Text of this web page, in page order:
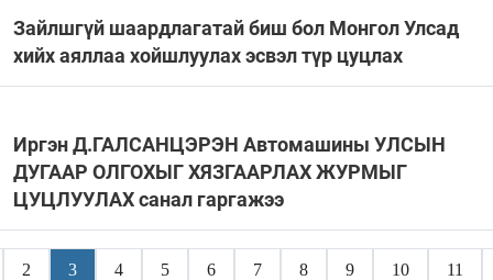
Зайлшгүй шаардлагатай биш бол Монгол Улсад
хийх аяллаа хойшлуулах эсвэл түр цуцлах
Иргэн Д.ГАЛСАНЦЭРЭН Автомашины УЛСЫН
ДУГААР ОЛГОХЫГ ХЯЗГААРЛАХ ЖУРМЫГ
ЦУЦЛУУЛАХ санал гаргажээ
2 3 4 5 6 7 8 9 10 11